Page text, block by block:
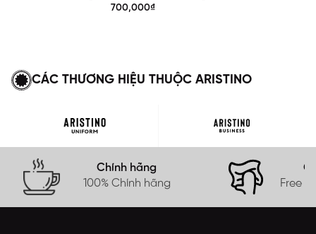
APS615EDP01
700,000₫
CÁC THƯƠNG HIỆU THUỘC ARISTINO
Chính hãng
100% Chính hãng
Free